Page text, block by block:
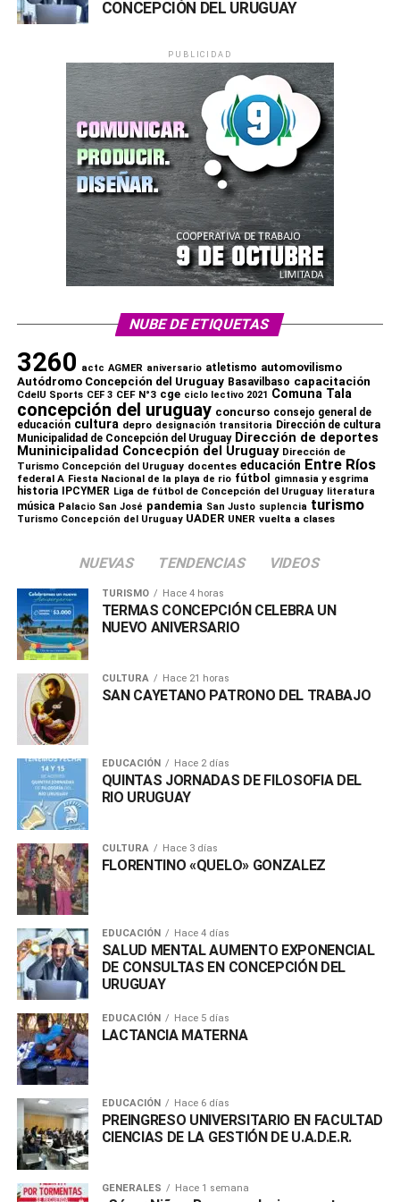
Comparte esto:
Facebook WhatsApp
Comparte esto:
X Facebook WhatsApp Imprimir
CONCEPCIÓN DEL URUGUAY
PUBLICIDAD
NUBE DE ETIQUETAS
3260 actc AGMER aniversario atletismo automovilismo
Autódromo Concepción del Uruguay Basavilbaso capacitación
CdelU Sports CEF 3 CEF N°3 cge ciclo lectivo 2021 Comuna Tala
concepción del uruguay concurso consejo general de
educación cultura depro designación transitoria Dirección de cultura
Municipalidad de Concepción del Uruguay Dirección de deportes
Muninicipalidad Concecpión del Uruguay Dirección de
Turismo Concepción del Uruguay docentes educación Entre Ríos
federal A Fiesta Nacional de la playa de rio fútbol gimnasia y esgrima
historia IPCYMER Liga de fútbol de Concepción del Uruguay literatura
música Palacio San José pandemia San Justo suplencia turismo
Turismo Concepción del Uruguay UADER UNER vuelta a clases
NUEVAS TENDENCIAS VIDEOS
TURISMO Hace 4 horas
TERMAS CONCEPCIÓN CELEBRA UN
NUEVO ANIVERSARIO
CULTURA Hace 21 horas
SAN CAYETANO PATRONO DEL TRABAJO
EDUCACIÓN Hace 2 días
QUINTAS JORNADAS DE FILOSOFIA DEL
RIO URUGUAY
CULTURA Hace 3 días
FLORENTINO «QUELO» GONZALEZ
EDUCACIÓN Hace 4 días
SALUD MENTAL AUMENTO EXPONENCIAL
DE CONSULTAS EN CONCEPCIÓN DEL
URUGUAY
EDUCACIÓN Hace 5 días
LACTANCIA MATERNA
EDUCACIÓN Hace 6 días
PREINGRESO UNIVERSITARIO EN FACULTAD
CIENCIAS DE LA GESTIÓN DE U.A.D.E.R.
GENERALES Hace 1 semana